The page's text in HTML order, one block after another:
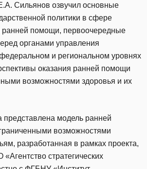
Сильянов озвучил основные
политики в сфере
ранней помощи, первоочередные
органами управления
и региональном уровнях
оказания ранней помощи
возможностями здоровья и их
модель ранней
возможностями
разработанная в рамках проекта,
стратегических